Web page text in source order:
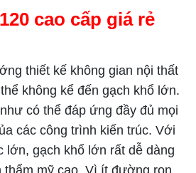
cao cấp giá rẻ
thiết kế không gian nội thất
không kể đến gạch khổ lớn.
có thể đáp ứng đầy đủ mọi
các công trình kiến trúc. Với
lớn, gạch khổ lớn rất dễ dàng
thẩm mỹ cao. Vì ít đường ron